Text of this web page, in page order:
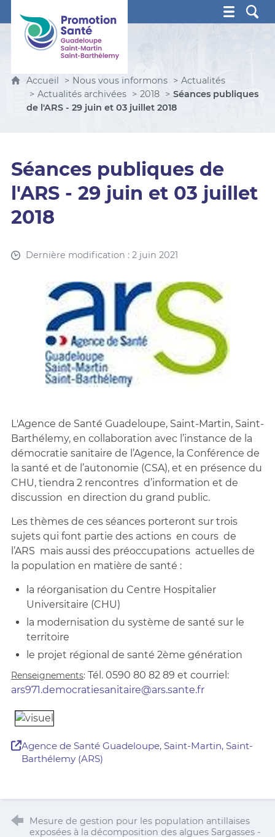
Promotion Santé Guadeloupe, Saint-Martin, Saint
Accueil Nous vous informons
Actualités
Actualités archivées
2018
Séances publiques
de l'ARS - 29 juin et 03 juillet 2018
Séances publiques de
l'ARS - 29 juin et 03 juillet
2018
Dernière modification : 2 juin 2021
L'Agence de Santé Guadeloupe, Saint-Martin, Saint-
Barthélemy, en collaboration avec l’instance de la
démocratie sanitaire de l’Agence, la Conférence de
la santé et de l’autonomie (CSA), et en présence du
CHU, tiendra 2 rencontres d’information et de
discussion en direction du grand public.
Les thèmes de ces séances porteront sur trois
sujets qui font partie des actions en cours de
l’ARS mais aussi des préoccupations actuelles de
la population en matière de santé :
la réorganisation du Centre Hospitalier
Universitaire (CHU)
la modernisation du système de santé sur le
territoire
le projet régional de santé 2ème génération
Renseignements: Tél. 0590 80 82 89 et courriel:
ars971.democratiesanitaire@ars.sante.fr
Agence de Santé Guadeloupe, Saint-Martin, Saint-
Barthélemy (ARS)
Mesure de gestion pour les population antillaises
exposées à la décomposition des algues Sargasses -